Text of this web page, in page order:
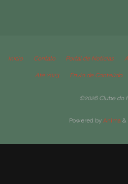
Início Contato Portal de Notícias
Até 2023 Envio de Conteúdo
©2026 Clube do
Powered byAnima &